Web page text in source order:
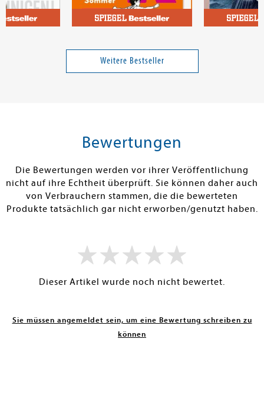
FREI - Bester Sommer (FREI
Warenkorb
Weitere Bestseller
Bewertungen
Die Bewertungen werden vor ihrer Veröffentlichung
nicht auf ihre Echtheit überprüft. Sie können daher auch
von Verbrauchern stammen, die die bewerteten
Produkte tatsächlich gar nicht erworben/genutzt haben.
Dieser Artikel wurde noch nicht bewertet.
Sie müssen angemeldet sein, um eine Bewertung schreiben zu
können